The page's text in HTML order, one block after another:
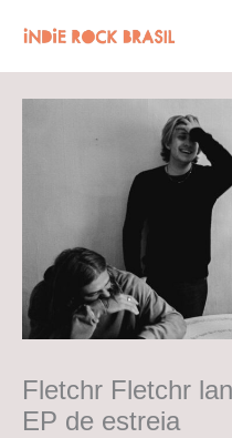
para
o
conteúdo
Fletchr Fletchr
EP de estreia